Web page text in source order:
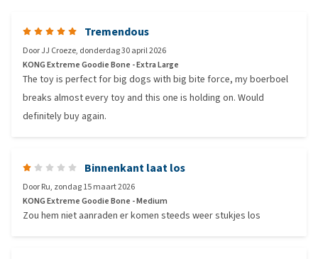
Tremendous
DoorJJ Croeze, donderdag 30 april 2026
KONG Extreme Goodie Bone - Extra Large
The toy is perfect for big dogs with big bite force, my boerboel
breaks almost every toy and this one is holding on. Would
definitely buy again.
Binnenkant laat los
DoorRu, zondag 15 maart 2026
KONG Extreme Goodie Bone - Medium
Zou hem niet aanraden er komen steeds weer stukjes los